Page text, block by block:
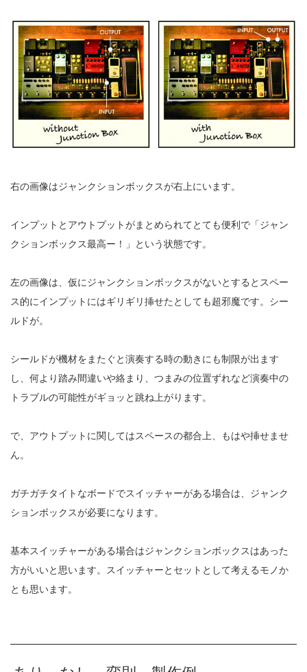
右の画像はジャンクションボックスが右上にいます。
インプットとアウトプットがまとめられてとても便利で「ジャン
クションボックス最高ー！」という状態です。
左の画像は、仮にジャンクションボックスがないとするとスペー
ス的にインプットにはギリギリ挿せたとしても超邪魔です。シー
ルドが。
シールドが機材をまたぐと演奏する時の動きにも制限が出ます
し、何より踏み間違いや絡まり、つまみの位置ずれなど演奏中の
トラブルの可能性がギョッと跳ね上がります。
で、アウトプットに関してはスペースの都合上、もはや挿せませ
ん。
ガチガチタイトなボードでスイッチャーがある場合は、ジャンク
ションボックスが必要になります。
基本スイッチャーがある場合はジャンクションボックスはあった
方がいいと思います。スイッチャーとセットとして考えるモノか
とも思います。